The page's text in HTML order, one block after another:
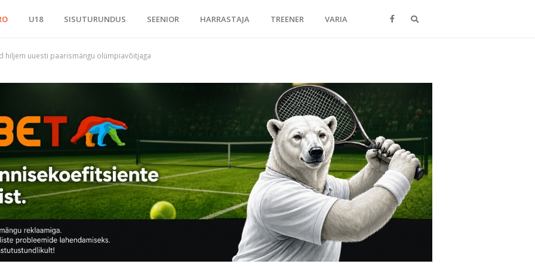
U18 SISUTURUNDUS SEENIOR HARRASTAJA TREENER VARIA
hiljem uuesti paarismängu olümpiavõitjaga